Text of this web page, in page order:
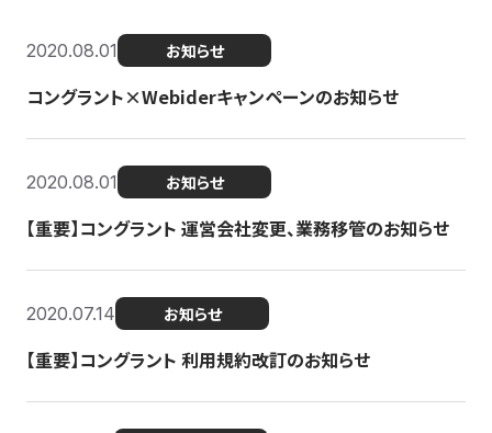
2020.08.01 お知らせ
コングラント×Webiderキャンペーンのお知らせ
2020.08.01 お知らせ
【重要】コングラント 運営会社変更、業務移管のお知らせ
2020.07.14 お知らせ
【重要】コングラント 利用規約改訂のお知らせ